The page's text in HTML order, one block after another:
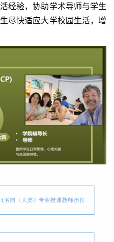
经验，协助学术导师与学生
尽快适应大学校园生活，增